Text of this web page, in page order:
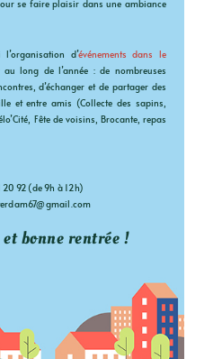
se faire plaisir dans une ambiance
l’organisation d’événements dans le
long de l’année : de nombreuses
d’échanger et de partager des
et entre amis (Collecte des sapins,
Fête de voisins, Brocante, repas
20 92 (de 9h à 12h)
bonne rentrée !